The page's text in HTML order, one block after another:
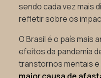
sendo cada vez mais
refletir sobre os
O Brasil é o país mais
efeitos da pandemia
transtornos mentais